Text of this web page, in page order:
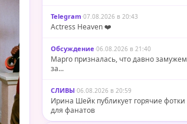
Telegram·07.08.2026 в 20:43
Actress Heaven ❤️
Обсуждение·06.08.2026 в 21:40
Марго призналась, что давно замужем
за...
СЛИВЫ·06.08.2026 в 20:59
Ирина Шейк публикует горячие фотки
для фанатов